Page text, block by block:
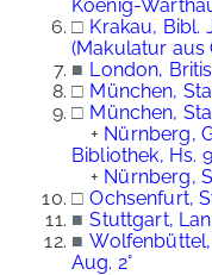
Koenig-
□ Krakau, Bibl.
(Makulatur aus
■ London,
□ München,
□ München,
+ Nürnberg,
Bibliothek, Hs.
+ Nürnberg,
□ Ochsenfurt,
■ Stuttgart,
■
Aug. 2°